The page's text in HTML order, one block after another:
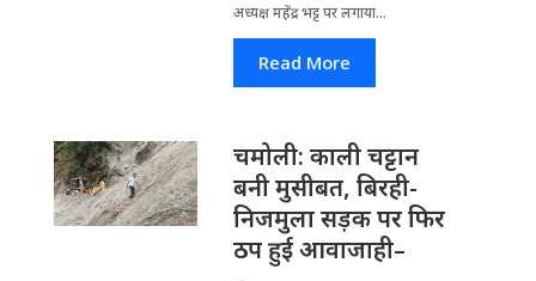
अध्यक्ष महेंद्र भट्ट पर लगाया...
Read More
चमोली: काली चट्टान
बनी मुसीबत, बिरही-
निजमुला सड़क पर फिर
ठप हुई आवाजाही–